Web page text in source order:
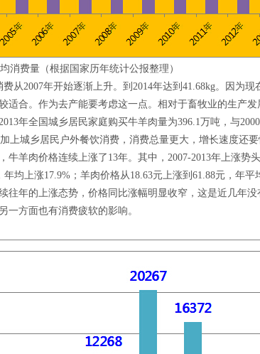
消费量（根据国家历年统计公报整理）
从2007年开始逐渐上升。到2014年达到41.68kg。因为
适合。作为去产能要考虑这一点。相对于畜牧业的生产
年全国城乡居民家庭购买牛羊肉量为396.1万吨，与
上城乡居民户外餐饮消费，消费总量更大，增长速度还
牛羊肉价格连续上涨了13年。其中，2007-2013年上涨势
年均上涨17.9%；羊肉价格从18.63元上涨到61.88元，年平
往年的上涨态势，价格同比涨幅明显收窄，这是近几年没
一方面也有消费疲软的影响。